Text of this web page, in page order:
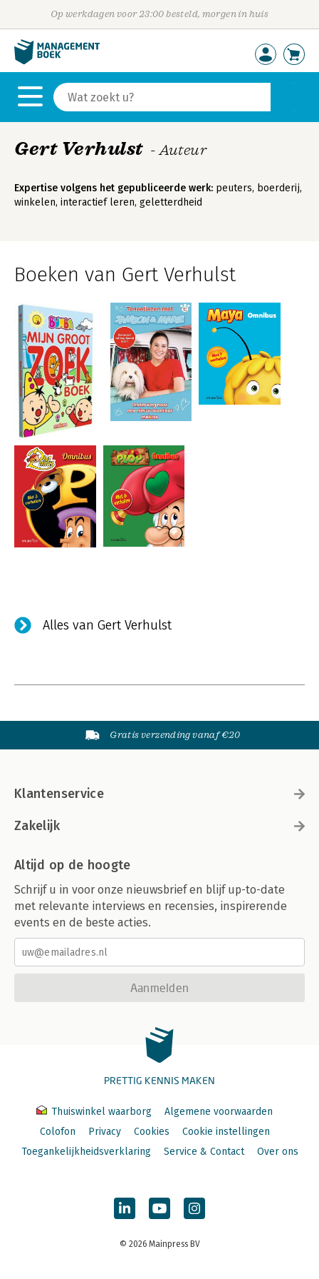
Op werkdagen voor 23:00 besteld, morgen in huis
Gert Verhulst - Auteur
Expertise volgens het gepubliceerde werk: peuters, boerderij,
winkelen, interactief leren, geletterdheid
Boeken van Gert Verhulst
Alles van Gert Verhulst
Gratis verzending vanaf €20
Klantenservice
Zakelijk
Altijd op de hoogte
Schrijf u in voor onze nieuwsbrief en blijf up-to-date
met relevante interviews en recensies, inspirerende
events en de beste acties.
Aanmelden
PRETTIG KENNIS MAKEN
Thuiswinkel waarborg
Algemene voorwaarden
Colofon
Privacy Cookies
Cookie instellingen
Toegankelijkheidsverklaring
Service & Contact Over ons
© 2026 Mainpress BV